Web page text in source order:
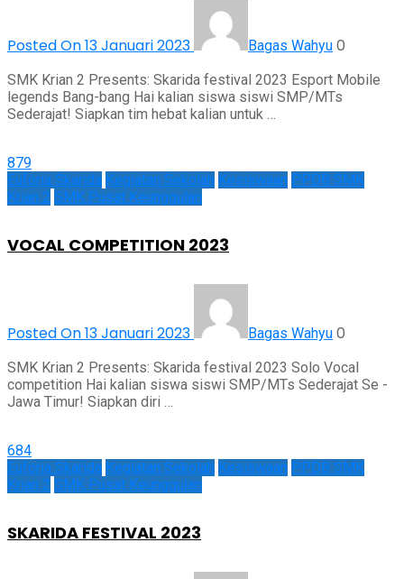
Posted On 13 Januari 2023 Bagas Wahyu 0
SMK Krian 2 Presents: Skarida festival 2023 Esport Mobile
legends Bang-bang Hai kalian siswa siswi SMP/MTs
Sederajat! Siapkan tim hebat kalian untuk …
879
Euforia Skarida Kegiatan Sekolah Kesiswaan PPDB SMK
Krian 2 SMK Pusat Keunggulan
VOCAL COMPETITION 2023
Posted On 13 Januari 2023 Bagas Wahyu 0
SMK Krian 2 Presents: Skarida festival 2023 Solo Vocal
competition Hai kalian siswa siswi SMP/MTs Sederajat Se -
Jawa Timur! Siapkan diri …
684
Euforia Skarida Kegiatan Sekolah Kesiswaan PPDB SMK
Krian 2 SMK Pusat Keunggulan
SKARIDA FESTIVAL 2023